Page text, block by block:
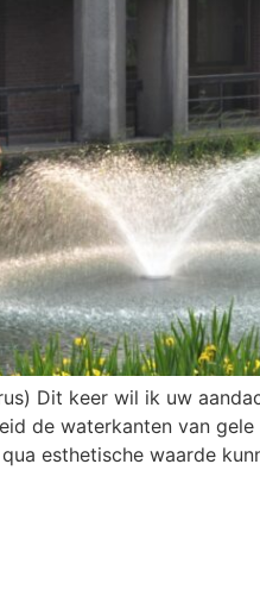
Dit keer wil ik uw
de waterkanten van
esthetische waarde